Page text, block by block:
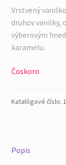
Vrstvený
druhov vanilky,
výberovým
karamelu.
Čoskoro
Katalógové číslo:
Popis